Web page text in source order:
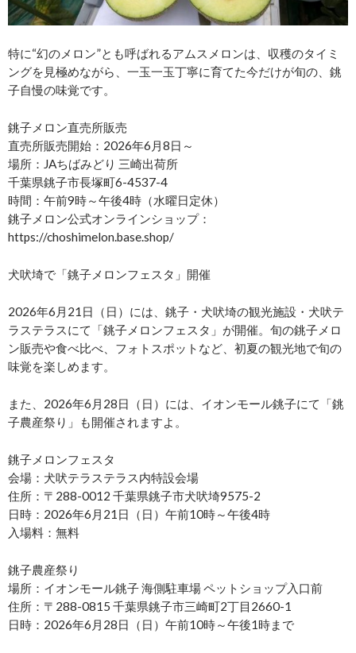
特に“幻のメロン”とも呼ばれるアムスメロンは、収穫のタイミ
ングを見極めながら、一玉一玉丁寧に育てた今だけが旬の、銚
子自慢の味覚です。
銚子メロン直売所販売
直売所販売開始：2026年6月8日～
場所：JAちばみどり 三崎出荷所
千葉県銚子市長塚町6-4537-4
時間：午前9時～午後4時（水曜日定休）
銚子メロン公式オンラインショップ：
https://choshimelon.base.shop/
犬吠埼で「銚子メロンフェスタ」開催
2026年6月21日（日）には、銚子・犬吠埼の観光施設・犬吠テ
ラステラスにて「銚子メロンフェスタ」が開催。旬の銚子メロ
ン販売や食べ比べ、フォトスポットなど、初夏の観光地で旬の
味覚を楽しめます。
また、2026年6月28日（日）には、イオンモール銚子にて「銚
子農産祭り」も開催されますよ。
銚子メロンフェスタ
会場：犬吠テラステラス内特設会場
住所：〒288-0012 千葉県銚子市犬吠埼9575-2
日時：2026年6月21日（日）午前10時～午後4時
入場料：無料
銚子農産祭り
場所：イオンモール銚子 海側駐車場 ペットショップ入口前
住所：〒288-0815 千葉県銚子市三崎町2丁目2660-1
日時：2026年6月28日（日）午前10時～午後1時まで